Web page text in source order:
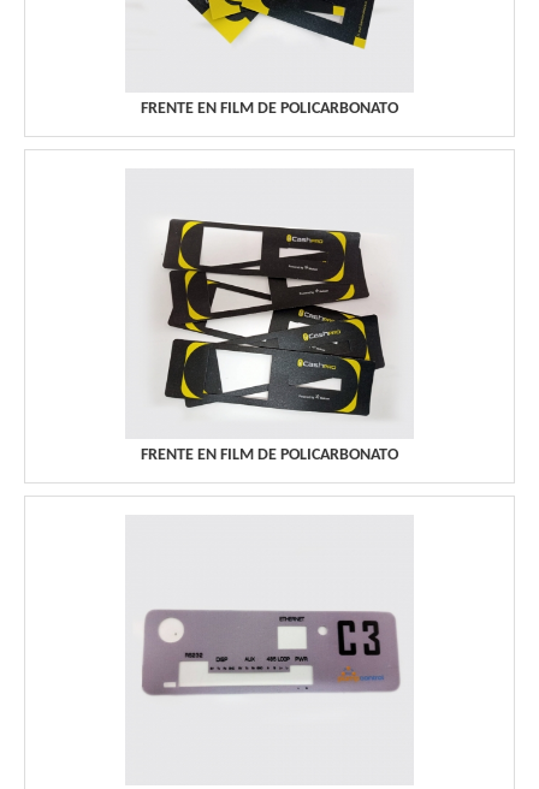
FRENTE EN FILM DE POLICARBONATO
FRENTE EN FILM DE POLICARBONATO